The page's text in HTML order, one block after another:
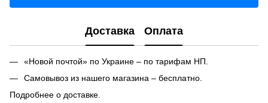
Доставка Оплата
«Новой почтой» по Украине – по тарифам НП.
Самовывоз из нашего магазина – бесплатно.
Подробнее о доставке.